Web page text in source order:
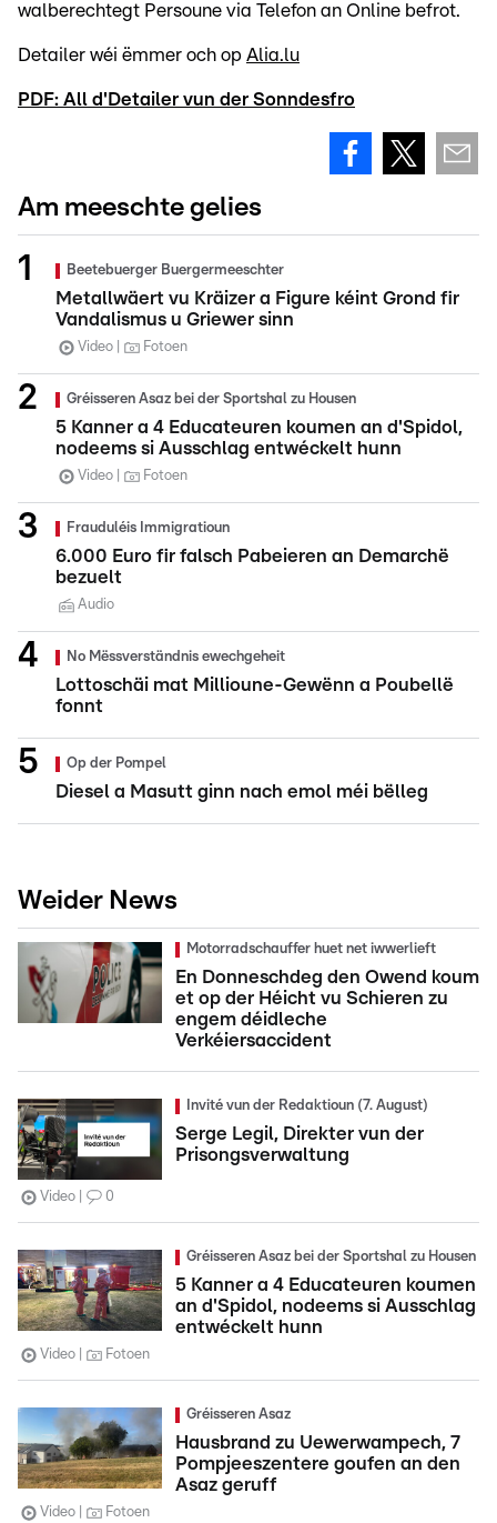
walberechtegt Persoune via Telefon an Online befrot.
Detailer wéi ëmmer och op Alia.lu
PDF: All d'Detailer vun der Sonndesfro
Am meeschte gelies
Beetebuerger Buergermeeschter
Metallwäert vu Kräizer a Figure kéint Grond fir
Vandalismus u Griewer sinn
Video Fotoen
Gréisseren Asaz bei der Sportshal zu Housen
5 Kanner a 4 Educateuren koumen an d'Spidol,
nodeems si Ausschlag entwéckelt hunn
Video Fotoen
Frauduléis Immigratioun
6.000 Euro fir falsch Pabeieren an Demarchë
bezuelt
Audio
No Mëssverständnis ewechgeheit
Lottoschäi mat Millioune-Gewënn a Poubellë
fonnt
Op der Pompel
Diesel a Masutt ginn nach emol méi bëlleg
Weider News
Motorradschauffer huet net iwwerlieft
En Donneschdeg den Owend koum
et op der Héicht vu Schieren zu
engem déidleche
Verkéiersaccident
Invité vun der Redaktioun (7. August)
Serge Legil, Direkter vun der
Prisongsverwaltung
Video 0
Gréisseren Asaz bei der Sportshal zu Housen
5 Kanner a 4 Educateuren koumen
an d'Spidol, nodeems si Ausschlag
entwéckelt hunn
Video Fotoen
Gréisseren Asaz
Hausbrand zu Uewerwampech, 7
Pompjeeszentere goufen an den
Asaz geruff
Video Fotoen